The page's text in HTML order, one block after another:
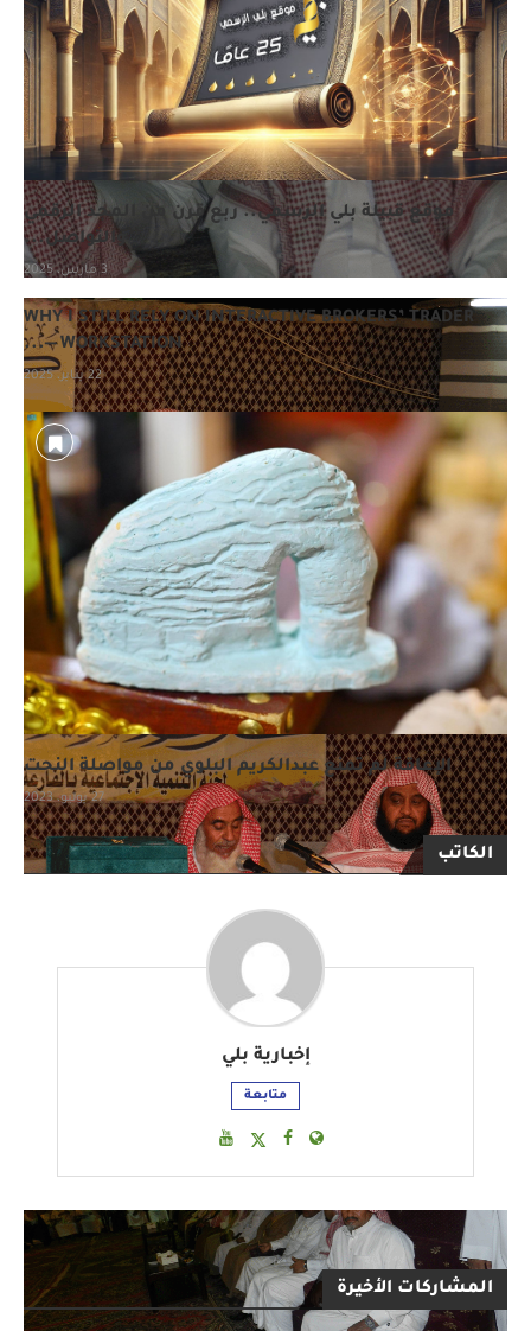
موقع قبيلة بلي الرسمي.. ربع قرن من المجد الرقمي
والتواصل...
3 مارس، 2025
WHY I STILL RELY ON INTERACTIVE BROKERS’ TRADER
WORKSTATION —...
22 يناير، 2025
الإعاقة لم تمنع عبدالكريم البلوي من مواصلة النحت
27 يوليو، 2023
الكاتب
إخبارية بلي
متابعة
المشاركات الأخيرة